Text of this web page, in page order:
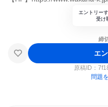
エントリー
受け
締
エ
原稿ID：
問題